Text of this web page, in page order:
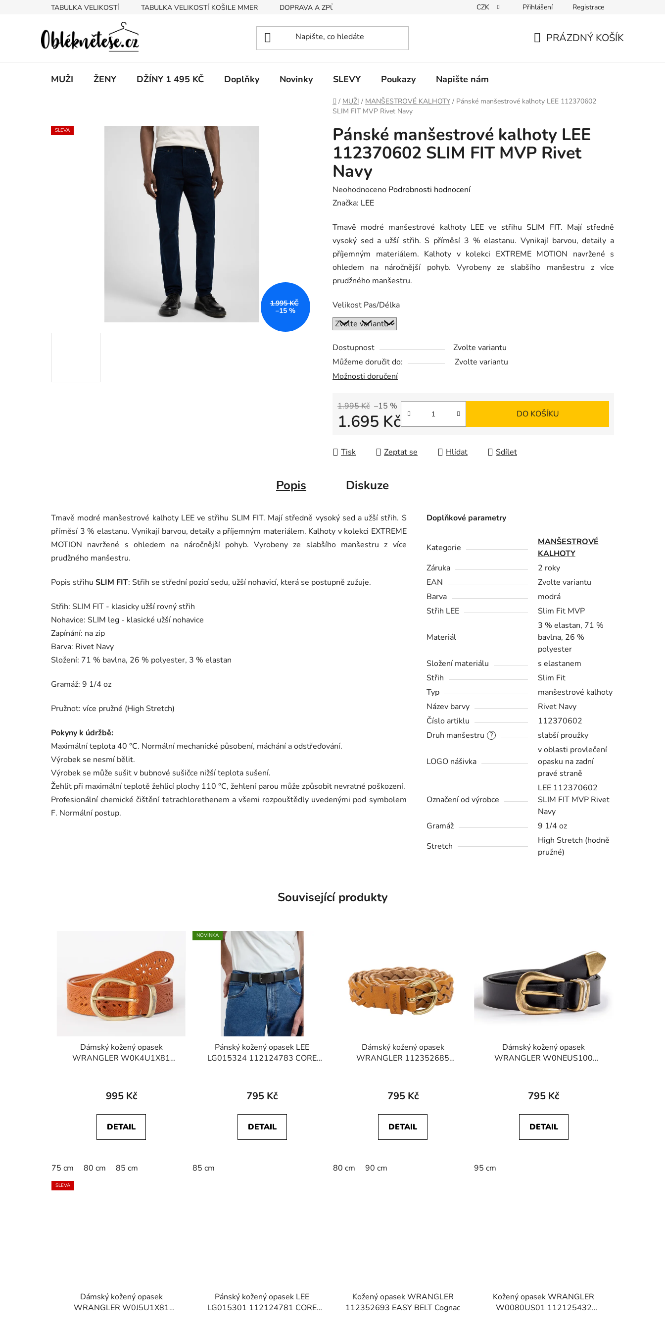
TABULKA VELIKOSTÍ TABULKA VELIKOSTÍ KOŠILE MMER DOPRAVA A ZPŮSOB PLATBY 30 DNÍ NA ROZMYŠLENOU VRÁCENÍ ZBOŽÍ
CZK Přihlášení Registrace
PRÁZDNÝ KOŠÍK
MUŽI ŽENY DŽÍNY 1 495 KČ Doplňky Novinky SLEVY Poukazy Napište nám
Domů
/ MUŽI / MANŠESTROVÉ KALHOTY / Pánské manšestrové kalhoty LEE 112370602
SLIM FIT MVP Rivet Navy
Pánské manšestrové kalhoty LEE
112370602 SLIM FIT MVP Rivet
Navy
Průměrné
hodnocení
je
0,0
z
5
hvězdiček.
Neohodnoceno Podrobnosti hodnocení
Značka: LEE
Tmavě modré manšestrové kalhoty LEE ve střihu SLIM FIT. Mají středně
vysoký sed a užší střih. S příměsí 3 % elastanu. Vynikají barvou, detaily a
příjemným materiálem. Kalhoty v kolekci EXTREME MOTION navržené s
ohledem na náročnější pohyb. Vyrobeny ze slabšího manšestru z více
prudžného manšestru.
Velikost Pas/Délka
Dostupnost
Zvolte variantu
Můžeme doručit do:
Zvolte variantu
Možnosti doručení
1.995 Kč –15 %
1.695 Kč DO KOŠÍKU
Tisk Zeptat se Hlídat Sdílet
SLEVA
1.995 KČ
–15 %
Popis Diskuze
Tmavě modré manšestrové kalhoty LEE ve střihu SLIM FIT. Mají středně vysoký sed a užší střih. S
příměsí 3 % elastanu. Vynikají barvou, detaily a příjemným materiálem. Kalhoty v kolekci EXTREME
MOTION navržené s ohledem na náročnější pohyb. Vyrobeny ze slabšího manšestru z více
prudžného manšestru.
Popis střihu SLIM FIT: Střih se střední pozicí sedu, užší nohavicí, která se postupně zužuje.
Střih: SLIM FIT - klasicky užší rovný střih
Nohavice: SLIM leg - klasické užší nohavice
Zapínání: na zip
Barva: Rivet Navy
Složení: 71 % bavlna, 26 % polyester, 3 % elastan
Gramáž: 9 1/4 oz
Pružnot: více pružné (High Stretch)
Pokyny k údržbě:
Maximální teplota 40 °C. Normální mechanické působení, máchání a odstřeďování.
Výrobek se nesmí bělit.
Výrobek se může sušit v bubnové sušičce nižší teplota sušení.
Žehlit při maximální teplotě žehlicí plochy 110 °C, žehlení parou může způsobit nevratné poškození.
Profesionální chemické čištění tetrachlorethenem a všemi rozpouštědly uvedenými pod symbolem
F. Normální postup.
Doplňkové parametry
Kategorie
MANŠESTROVÉ
KALHOTY
Záruka
2 roky
EAN
Zvolte variantu
Barva
modrá
Střih LEE
Slim Fit MVP
Materiál
3 % elastan, 71 %
bavlna, 26 %
polyester
Složení materiálu
s elastanem
Střih
Slim Fit
Typ
manšestrové kalhoty
Název barvy
Rivet Navy
Číslo artiklu
112370602
?
Druh manšestru slabší proužky
LOGO nášivka
v oblasti provlečení
opasku na zadní
pravé straně
Označení od výrobce
LEE 112370602
SLIM FIT MVP Rivet
Navy
Gramáž
9 1/4 oz
Stretch
High Stretch (hodně
pružné)
Související produkty
Dámský kožený opasek
WRANGLER W0K4U1X81
995 Kč
DETAIL
75 cm 80 cm 85 cm
NOVINKA
Pánský kožený opasek LEE
LG015324 112124783 CORE
795 Kč
DETAIL
85 cm
Dámský kožený opasek
WRANGLER 112352685
795 Kč
DETAIL
80 cm 90 cm
Dámský kožený opasek
WRANGLER W0NEUS100
795 Kč
DETAIL
95 cm
SLEVA
Dámský kožený opasek
WRANGLER W0J5U1X81
Pánský kožený opasek LEE
LG015301 112124781 CORE
Kožený opasek WRANGLER
112352693 EASY BELT Cognac
Kožený opasek WRANGLER
W0080US01 112125432